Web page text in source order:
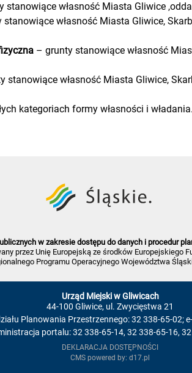
stanowiące własność Miasta Gliwice
stanowiące własność Miasta Gliwice,
– grunty stanowiące własność
stanowiące własność Miasta Gliwice,
kategoriach formy własności i władania.
w zakresie dostępu do danych i procedur
przez Unię Europejską ze środków Europejskiego
Programu Operacyjnego Województwa
Urząd Miejski w Gliwicach
44-100 Gliwice, ul. Zwycięstwa 21
Planowania Przestrzennego: 32 338-65-02;
portalu: 32 338-65-14, 32 338-65-16,
DEKLARACJA DOSTĘPNOŚCI
CMS powered by: d17.pl